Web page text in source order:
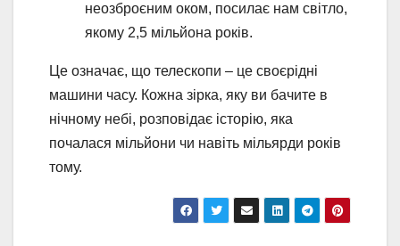
неозброєним оком, посилає нам світло,
якому 2,5 мільйона років.
Це означає, що телескопи – це своєрідні
машини часу. Кожна зірка, яку ви бачите в
нічному небі, розповідає історію, яка
почалася мільйони чи навіть мільярди років
тому.